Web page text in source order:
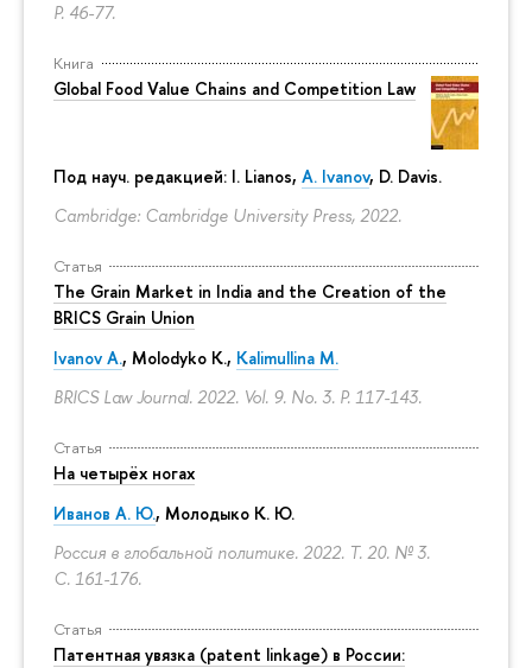
P. 46-77.
Книга
Global Food Value Chains and Competition Law
Под науч. редакцией: I. Lianos, A. Ivanov, D. Davis.
Cambridge: Cambridge University Press, 2022.
Статья
The Grain Market in India and the Creation of the
BRICS Grain Union
Ivanov A., Molodyko K., Kalimullina M.
BRICS Law Journal. 2022. Vol. 9. No. 3. P. 117-143.
Статья
На четырёх ногах
Иванов А. Ю., Молодыко К. Ю.
Россия в глобальной политике. 2022. Т. 20. № 3.
С. 161-176.
Статья
Патентная увязка (patent linkage) в России: